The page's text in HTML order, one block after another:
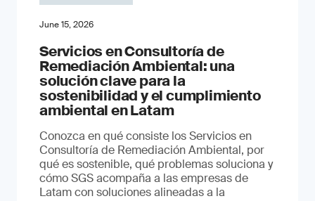
June 15, 2026
Servicios en Consultoría de
Remediación Ambiental: una
solución clave para la
sostenibilidad y el cumplimiento
ambiental en Latam
Conozca en qué consiste los Servicios en
Consultoría de Remediación Ambiental, por
qué es sostenible, qué problemas soluciona y
cómo SGS acompaña a las empresas de
Latam con soluciones alineadas a la